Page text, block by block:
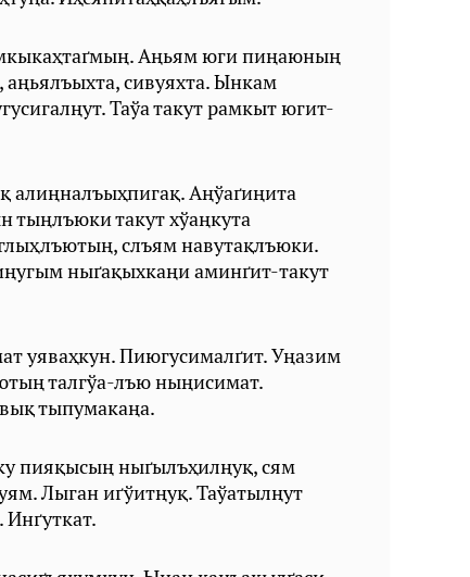
Аңьям юги пиңаюның
сивуяхта. Ынкам
Таўа такут рамкыт югит-
алиңналъыҳпигақ. Аңўаґиңита
тыңлъюки такут хўаңкута
слъям навутақлъюки.
ныґақыхкаңи аминґит-такут
уяваҳкун. Пиюгусималґит. Уңазим
талгўа-лъю ныңисимат.
тыпумакаңа.
пияқысың ныґылъҳилңуқ, сям
Лыган иґўитңуқ. Таўатылңут
Инґуткат.